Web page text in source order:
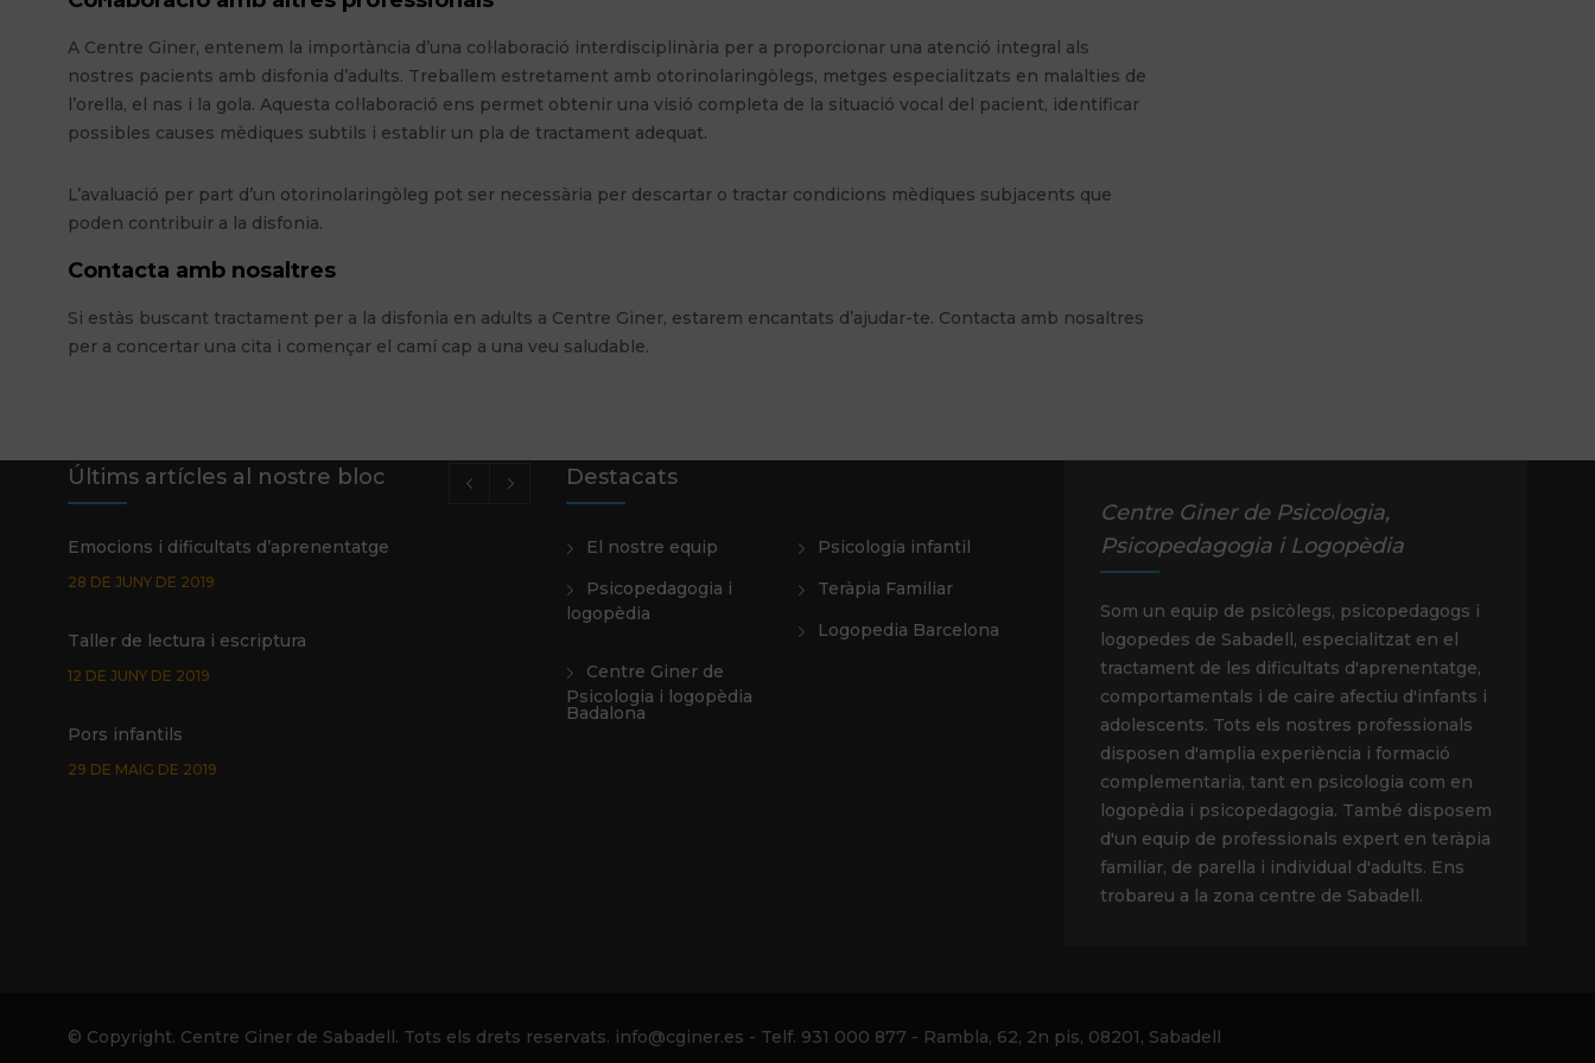
A Centre Giner, entenem la importància d’una col·laboració interdisciplinària per a proporcionar una atenció integral als
nostres pacients amb disfonia d’adults. Treballem estretament amb otorinolaringòlegs, metges especialitzats en malalties de
l’orella, el nas i la gola. Aquesta col·laboració ens permet obtenir una visió completa de la situació vocal del pacient, identificar
possibles causes mèdiques subtils i establir un pla de tractament adequat.
L’avaluació per part d’un otorinolaringòleg pot ser necessària per descartar o tractar condicions mèdiques subjacents que
poden contribuir a la disfonia.
Contacta amb nosaltres
Si estàs buscant tractament per a la disfonia en adults a Centre Giner, estarem encantats d’ajudar-te. Contacta amb nosaltres
per a concertar una cita i començar el camí cap a una veu saludable.
Últims artícles al nostre bloc
Emocions i dificultats d’aprenentatge
28 DE JUNY DE 2019
Taller de lectura i escriptura
12 DE JUNY DE 2019
Pors infantils
29 DE MAIG DE 2019
Destacats
El nostre equip
Psicologia infantil
Psicopedagogia i
logopèdia
Teràpia Familiar
Logopedia Barcelona
Centre Giner de
Psicologia i logopèdia
Badalona
Centre Giner de Psicologia,
Psicopedagogia i Logopèdia
Som un equip de psicòlegs, psicopedagogs i
logopedes de Sabadell, especialitzat en el
tractament de les dificultats d'aprenentatge,
comportamentals i de caire afectiu d'infants i
adolescents. Tots els nostres professionals
disposen d'amplia experiència i formació
complementaria, tant en psicologia com en
logopèdia i psicopedagogia. També disposem
d'un equip de professionals expert en teràpia
familiar, de parella i individual d'adults. Ens
trobareu a la zona centre de Sabadell.
© Copyright. Centre Giner de Sabadell. Tots els drets reservats. info@cginer.es - Telf. 931 000 877 - Rambla, 62, 2n pis, 08201, Sabadell